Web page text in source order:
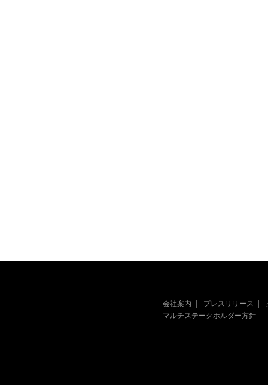
会社案内 プレスリリース
マルチステークホルダー方針